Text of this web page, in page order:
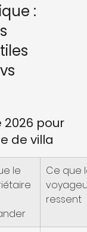
:
2026 pour
de villa
le
Ce que
voyageur
ressent